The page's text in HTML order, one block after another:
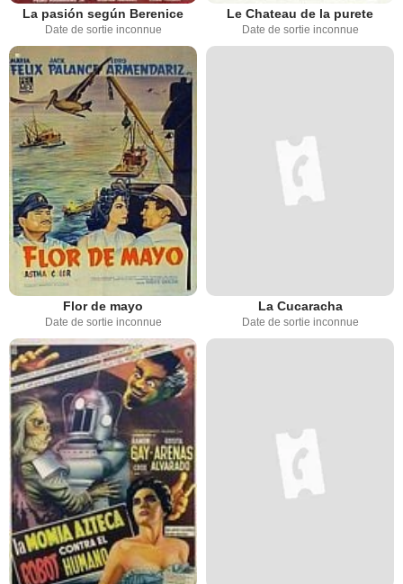
La pasión según Berenice
Date de sortie inconnue
Le Chateau de la purete
Date de sortie inconnue
Flor de mayo
Date de sortie inconnue
La Cucaracha
Date de sortie inconnue